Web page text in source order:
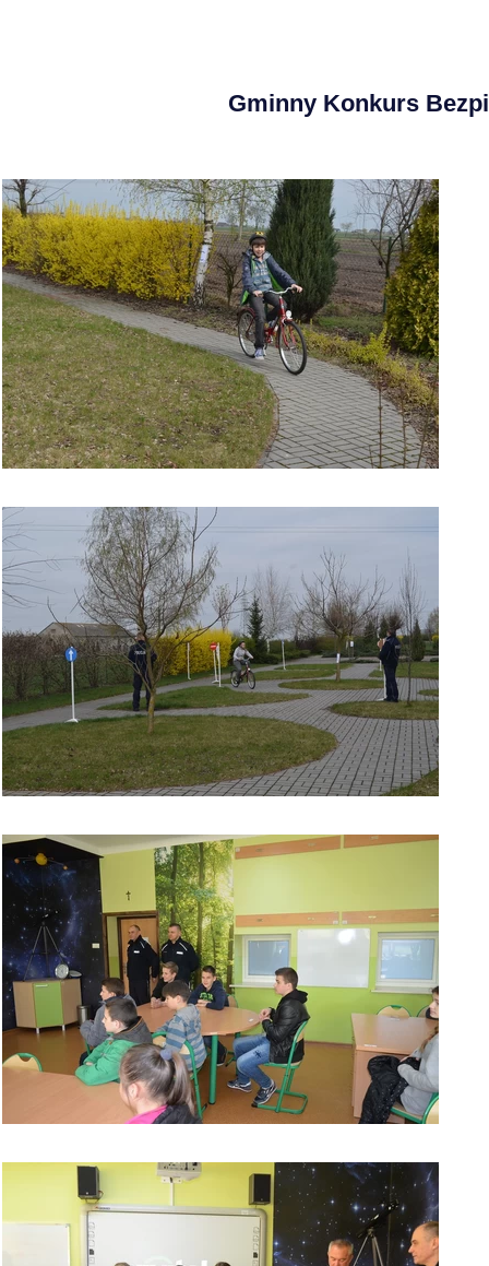
Gminny Konkurs